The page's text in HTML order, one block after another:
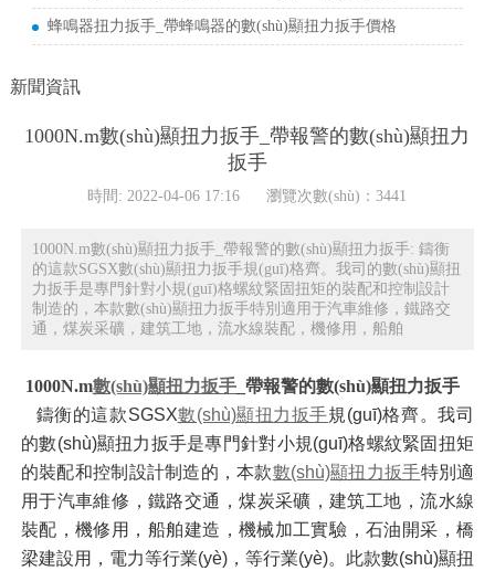
蜂鳴器扭力扳手_帶蜂鳴器的數(shù)顯扭力扳手價格
新聞資訊
1000N.m數(shù)顯扭力扳手_帶報警的數(shù)顯扭力
扳手
時間: 2022-04-06 17:16 瀏覽次數(shù)：3441
1000N.m數(shù)顯扭力扳手_帶報警的數(shù)顯扭力扳手: 鑄衡
的這款SGSX數(shù)顯扭力扳手規(guī)格齊。我司的數(shù)顯扭
力扳手是專門針對小規(guī)格螺紋緊固扭矩的裝配和控制設計
制造的，本款數(shù)顯扭力扳手特別適用于汽車維修，鐵路交
通，煤炭采礦，建筑工地，流水線裝配，機修用，船舶
1000N.m數(shù)顯扭力扳手_帶報警的數(shù)顯扭力扳手
鑄衡的這款SGSX數(shù)顯扭力扳手規(guī)格齊。我司
的數(shù)顯扭力扳手是專門針對小規(guī)格螺紋緊固扭矩
的裝配和控制設計制造的，本款數(shù)顯扭力扳手特別適
用于汽車維修，鐵路交通，煤炭采礦，建筑工地，流水線
裝配，機修用，船舶建造，機械加工實驗，石油開采，橋
梁建設用，電力等行業(yè)，等行業(yè)。此款數(shù)顯扭